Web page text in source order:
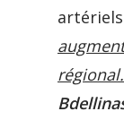
régional.